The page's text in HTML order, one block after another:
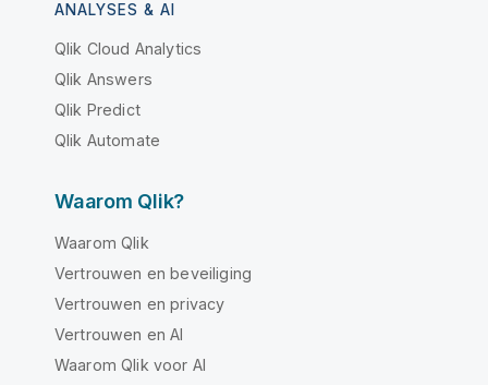
ANALYSES & AI
Qlik Cloud Analytics
Qlik Answers
Qlik Predict
Qlik Automate
Waarom Qlik?
Waarom Qlik
Vertrouwen en beveiliging
Vertrouwen en privacy
Vertrouwen en AI
Waarom Qlik voor AI